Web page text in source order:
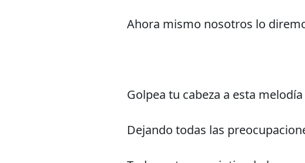
Ahora mismo nosotros lo
Golpea tu cabeza a esta
Dejando todas las